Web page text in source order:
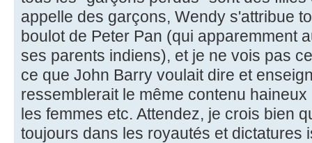
appelle des garçons, Wendy s'attribue
boulot de Peter Pan (qui apparemment
ses parents indiens), et je ne vois pas
ce que John Barry voulait dire et
ressemblerait le même contenu
les femmes etc. Attendez, je crois bien
toujours dans les royautés et dictatures